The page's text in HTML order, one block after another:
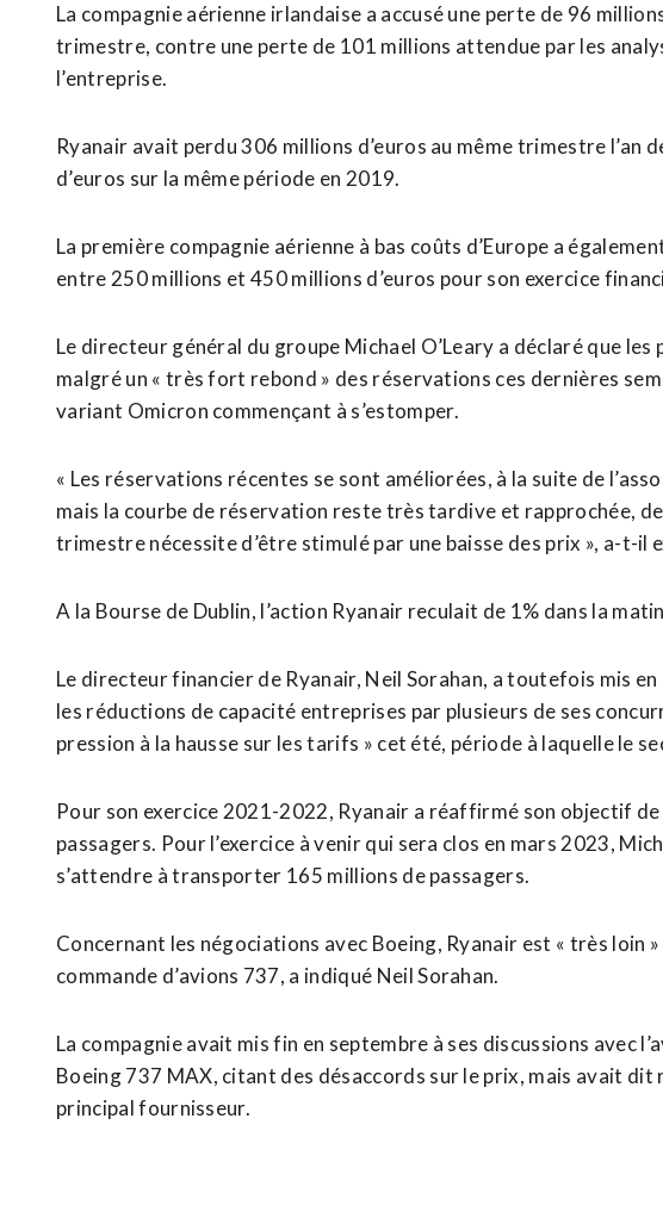
La compagnie aérienne irlandaise a accusé une perte de 96
trimestre, contre une perte de 101 millions attendue par les
l’entreprise.
Ryanair avait perdu 306 millions d’euros au même trimestre l’an
d’euros sur la même période en 2019.
La première compagnie aérienne à bas coûts d’Europe a
entre 250 millions et 450 millions d’euros pour son exercice
Le directeur général du groupe Michael O’Leary a déclaré que
malgré un « très fort rebond » des réservations ces dernières
variant Omicron commençant à s’estomper.
« Les réservations récentes se sont améliorées, à la suite de
mais la courbe de réservation reste très tardive et rapprochée,
trimestre nécessite d’être stimulé par une baisse des prix », a-t-il
A la Bourse de Dublin, l’action Ryanair reculait de 1% dans la
Le directeur financier de Ryanair, Neil Sorahan, a toutefois mis
les réductions de capacité entreprises par plusieurs de ses
pression à la hausse sur les tarifs » cet été, période à laquelle le
Pour son exercice 2021-2022, Ryanair a réaffirmé son objectif
passagers. Pour l’exercice à venir qui sera clos en mars 2023,
s’attendre à transporter 165 millions de passagers.
Concernant les négociations avec Boeing, Ryanair est « très loin
commande d’avions 737, a indiqué Neil Sorahan.
La compagnie avait mis fin en septembre à ses discussions avec
Boeing 737 MAX, citant des désaccords sur le prix, mais avait
principal fournisseur.